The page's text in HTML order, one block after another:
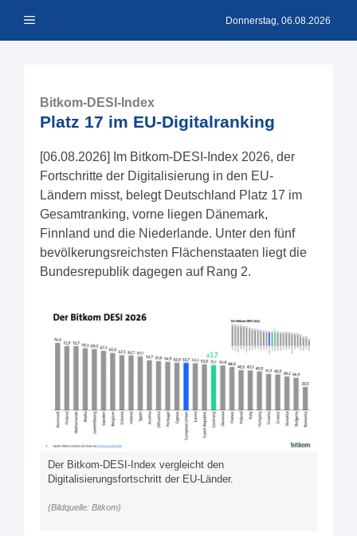
Inhalt Menü Donnerstag, 06.08.2026
Bitkom-DESI-Index
Platz 17 im EU-Digitalranking
[06.08.2026] Im Bitkom-DESI-Index 2026, der
Fortschritte der Digitalisierung in den EU-
Ländern misst, belegt Deutschland Platz 17 im
Gesamtranking, vorne liegen Dänemark,
Finnland und die Niederlande. Unter den fünf
bevölkerungsreichsten Flächenstaaten liegt die
Bundesrepublik dagegen auf Rang 2.
Der Bitkom-DESI-Index vergleicht den
Digitalisierungsfortschritt der EU-Länder.
(Bildquelle: Bitkom)